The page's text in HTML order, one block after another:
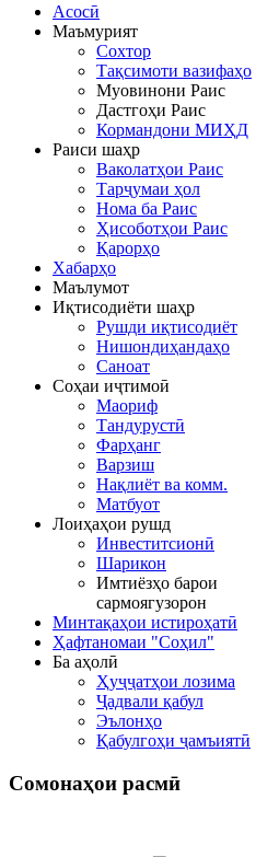
Асосӣ
Маъмурият
Сохтор
Тақсимоти вазифаҳо
Муовинони Раис
Дастгоҳи Раис
Кормандони МИҲД
Раиси шаҳр
Ваколатҳои Раис
Тарҷумаи ҳол
Нома ба Раис
Ҳисоботҳои Раис
Қарорҳо
Хабарҳо
Маълумот
Иқтисодиёти шаҳр
Рушди иқтисодиёт
Нишондиҳандаҳо
Саноат
Соҳаи иҷтимоӣ
Маориф
Тандурустӣ
Фарҳанг
Варзиш
Нақлиёт ва комм.
Матбуот
Лоиҳаҳои рушд
Инвеститсионӣ
Шарикон
Имтиёзҳо барои
сармоягузорон
Минтақаҳои истироҳатӣ
Ҳафтаномаи "Соҳил"
Ба аҳолӣ
Ҳуҷҷатҳои лозима
Ҷадвали қабул
Эълонҳо
Қабулгоҳи ҷамъиятӣ
Сомонаҳои расмӣ